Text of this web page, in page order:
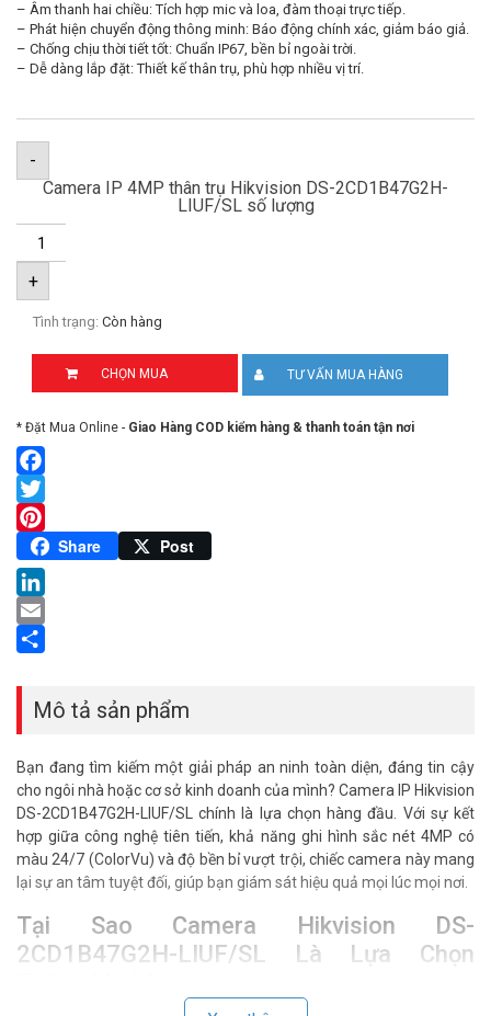
– Âm thanh hai chiều: Tích hợp mic và loa, đàm thoại trực tiếp.
– Phát hiện chuyển động thông minh: Báo động chính xác, giảm báo giả.
– Chống chịu thời tiết tốt: Chuẩn IP67, bền bỉ ngoài trời.
– Dễ dàng lắp đặt: Thiết kế thân trụ, phù hợp nhiều vị trí.
-
Camera IP 4MP thân trụ Hikvision DS-2CD1B47G2H-
LIUF/SL số lượng
+
Tình trạng: Còn hàng
CHỌN MUA TƯ VẤN MUA HÀNG
* Đặt Mua Online - Giao Hàng COD kiểm hàng & thanh toán tận nơi
Facebook
Twitter
Pinterest
Share Post
LinkedIn
Email
Mô tả sản phẩm
Bạn đang tìm kiếm một giải pháp an ninh toàn diện, đáng tin cậy
cho ngôi nhà hoặc cơ sở kinh doanh của mình? Camera IP Hikvision
DS-2CD1B47G2H-LIUF/SL chính là lựa chọn hàng đầu. Với sự kết
hợp giữa công nghệ tiên tiến, khả năng ghi hình sắc nét 4MP có
màu 24/7 (ColorVu) và độ bền bỉ vượt trội, chiếc camera này mang
lại sự an tâm tuyệt đối, giúp bạn giám sát hiệu quả mọi lúc mọi nơi.
Tại Sao Camera Hikvision DS-
2CD1B47G2H-LIUF/SL Là Lựa Chọn